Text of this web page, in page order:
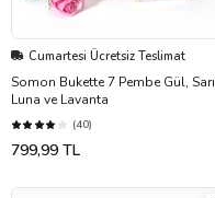
Cumartesi Ücretsiz Teslimat
Somon Bukette 7 Pembe Gül, Sarı
Luna ve Lavanta
(40)
799,99 TL